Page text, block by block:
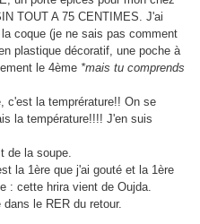
TOUT A 75 CENTIMES. J'ai
coque (je ne sais pas comment
plastique décoratif, une poche à
le 4ème *mais tu comprends
c'est la temprérature!! On se
la température!!!! J'en suis
de la soupe.
la 1ère que j'ai gouté et la 1ère
: cette hrira vient de Oujda.
le RER du retour.